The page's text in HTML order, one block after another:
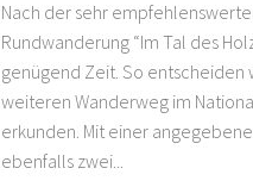
Nach der sehr
Rundwanderung “Im Tal des
genügend Zeit. So entscheiden
weiteren Wanderweg im
erkunden. Mit einer
ebenfalls zwei...